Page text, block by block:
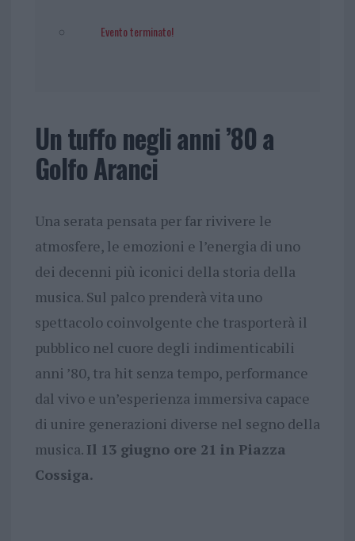
Evento terminato!
Un tuffo negli anni ’80 a
Golfo Aranci
Una serata pensata per far rivivere le
atmosfere, le emozioni e l’energia di uno
dei decenni più iconici della storia della
musica. Sul palco prenderà vita uno
spettacolo coinvolgente che trasporterà il
pubblico nel cuore degli indimenticabili
anni ’80, tra hit senza tempo, performance
dal vivo e un’esperienza immersiva capace
di unire generazioni diverse nel segno della
musica. Il 13 giugno ore 21 in Piazza
Cossiga.